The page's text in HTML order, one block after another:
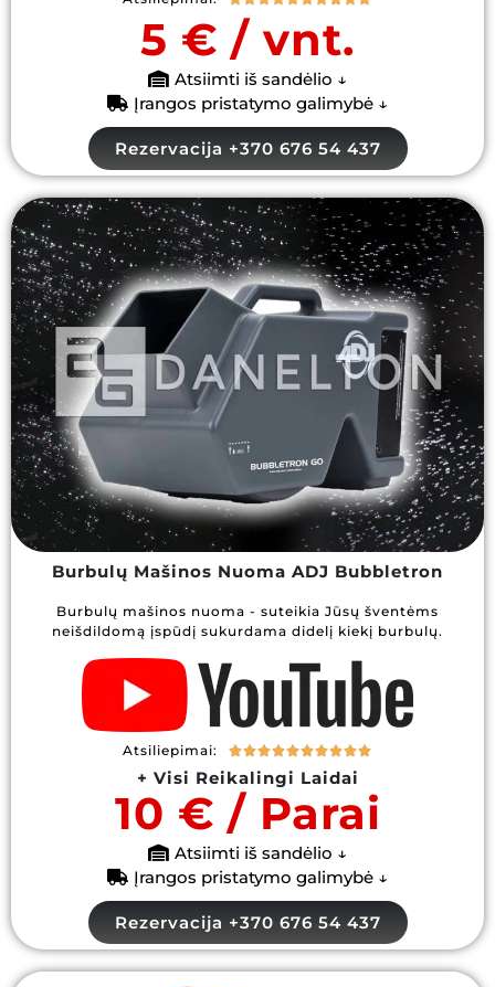
5 € / vnt.
Atsiimti iš sandėlio ↓
Įrangos pristatymo galimybė ↓
Rezervacija +370 676 54 437
Burbulų Mašinos Nuoma ADJ Bubbletron
Burbulų mašinos nuoma - suteikia Jūsų šventėms
neišdildomą įspūdį sukurdama didelį kiekį burbulų.
Atsiliepimai: 
+ Visi Reikalingi Laidai
10 € / Parai
Atsiimti iš sandėlio ↓
Įrangos pristatymo galimybė ↓
Rezervacija +370 676 54 437